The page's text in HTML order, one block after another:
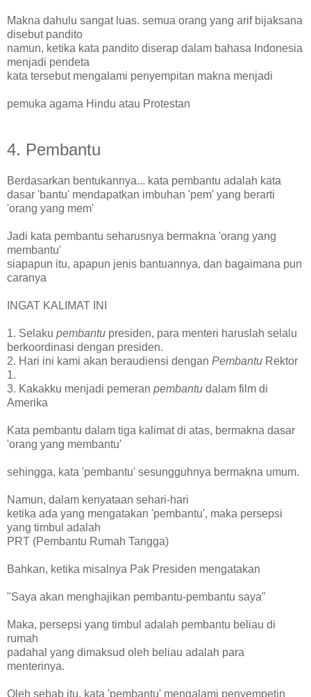
Makna dahulu sangat luas. semua orang yang arif bijaksana
disebut pandito
namun, ketika kata pandito diserap dalam bahasa Indonesia
menjadi pendeta
kata tersebut mengalami penyempitan makna menjadi
pemuka agama Hindu atau Protestan
4. Pembantu
Berdasarkan bentukannya... kata pembantu adalah kata
dasar 'bantu' mendapatkan imbuhan 'pem' yang berarti
'orang yang mem'
Jadi kata pembantu seharusnya bermakna 'orang yang
membantu'
siapapun itu, apapun jenis bantuannya, dan bagaimana pun
caranya
INGAT KALIMAT INI
1. Selaku pembantu presiden, para menteri haruslah selalu
berkoordinasi dengan presiden.
2. Hari ini kami akan beraudiensi dengan Pembantu Rektor
1.
3. Kakakku menjadi pemeran pembantu dalam film di
Amerika
Kata pembantu dalam tiga kalimat di atas, bermakna dasar
'orang yang membantu'
sehingga, kata 'pembantu' sesungguhnya bermakna umum.
Namun, dalam kenyataan sehari-hari
ketika ada yang mengatakan 'pembantu', maka persepsi
yang timbul adalah
PRT (Pembantu Rumah Tangga)
Bahkan, ketika misalnya Pak Presiden mengatakan
"Saya akan menghajikan pembantu-pembantu saya"
Maka, persepsi yang timbul adalah pembantu beliau di
rumah
padahal yang dimaksud oleh beliau adalah para
menterinya.
Oleh sebab itu, kata 'pembantu' mengalami penyempetin